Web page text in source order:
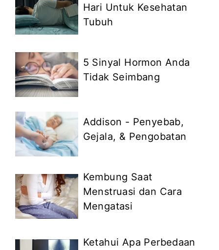
Hari Untuk Kesehatan
Tubuh
5 Sinyal Hormon Anda
Tidak Seimbang
Addison - Penyebab,
Gejala, & Pengobatan
Kembung Saat
Menstruasi dan Cara
Mengatasi
Ketahui Apa Perbedaan